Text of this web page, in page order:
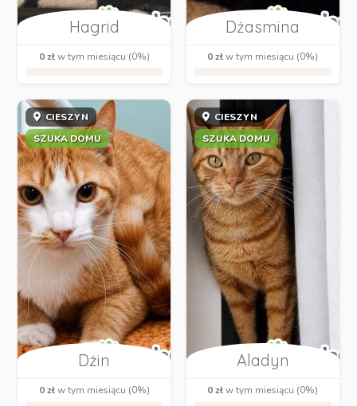
Hagrid
0 złw tym miesiącu (0%)
Dżasmina
0 złw tym miesiącu (0%)
CIESZYN
SZUKA DOMU
Dżin
0 złw tym miesiącu (0%)
CIESZYN
SZUKA DOMU
Aladyn
0 złw tym miesiącu (0%)